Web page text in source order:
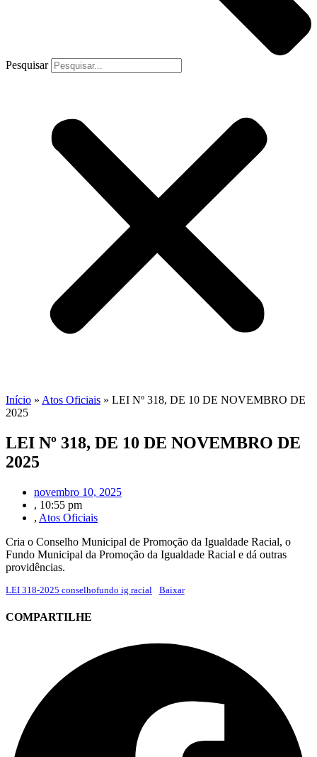
Pesquisar
Início » Atos Oficiais » LEI Nº 318, DE 10 DE NOVEMBRO DE
2025
LEI Nº 318, DE 10 DE NOVEMBRO DE
2025
novembro 10, 2025
, 10:55 pm
, Atos Oficiais
Cria o Conselho Municipal de Promoção da Igualdade Racial, o
Fundo Municipal da Promoção da Igualdade Racial e dá outras
providências.
LEI 318-2025 conselhofundo ig racial Baixar
COMPARTILHE